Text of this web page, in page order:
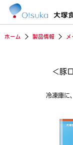
ホーム 製品情報
＜豚
冷凍庫に